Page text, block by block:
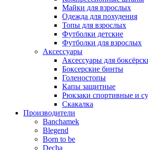
Майки для взрослых
Одежда для похудения
Топы для взрослых
Футболки детские
Футболки для взрослых
Аксессуары
Аксессуары для
Боксерские бинты
Голеностопы
Капы защитные
Рюкзаки спортивные и
Скакалка
Производители
Banchamek
Blegend
Born to be
Decha